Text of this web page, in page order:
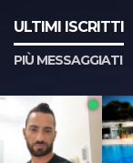
ULTIMI ISCRITTI
PIÙ MESSAGGIATI